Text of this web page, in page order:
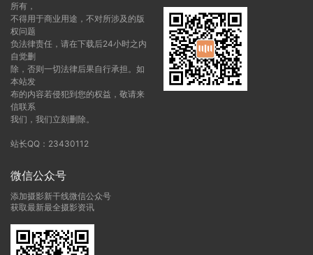
所有，
不得用于商业用途，不对所涉及的版
权问题
负法律责任，请在下载后24小时之内
自觉删
除，否则一切法律后果自行承担。如
本站发
布的内容若侵犯到您的权益，敬请来
信联系
我们，我们立刻删除。
站长QQ：23430112
微信公众号
添加摄影新干线微信公众号
获取最新最全摄影资讯